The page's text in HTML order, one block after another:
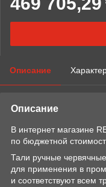
Описание
Описание
В интернет магазине
по бюджетной
Тали ручные
для применения в
и соответствуют всем